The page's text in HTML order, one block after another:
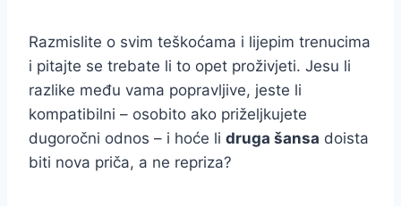
Razmislite o svim teškoćama i lijepim trenucima
i pitajte se trebate li to opet proživjeti. Jesu li
razlike među vama popravljive, jeste li
kompatibilni – osobito ako priželjkujete
dugoročni odnos – i hoće li druga šansa doista
biti nova priča, a ne repriza?